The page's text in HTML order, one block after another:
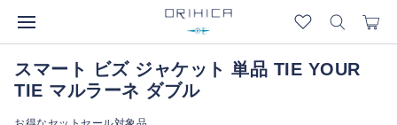
スマート ビズ ジャケット 単品 TIE YOUR
TIE マルラーネ ダブル